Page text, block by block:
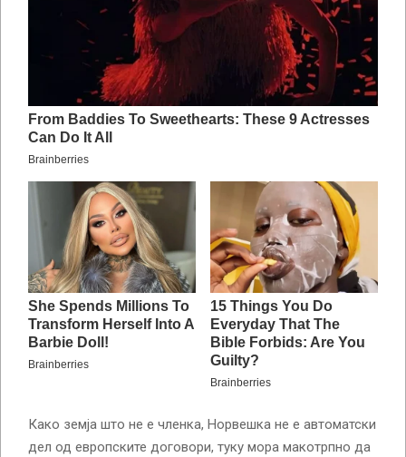
Како земја што не е членка, Норвешка не е автоматски
дел од европските договори, туку мора макотрпно да